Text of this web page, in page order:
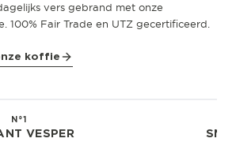
vers gebrand met onze
100% Fair Trade en UTZ gecertificeerd.
koffie
N°1
VESPER